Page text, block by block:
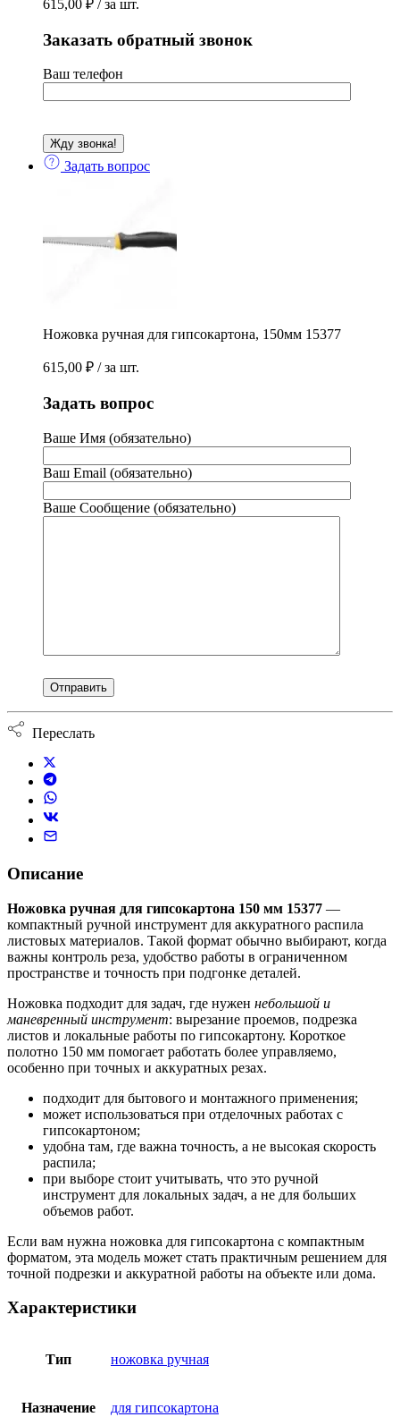
615,00 ₽ / за шт.
Заказать обратный звонок
Ваш телефон
Задать вопрос
Ножовка ручная для гипсокартона, 150мм 15377
615,00 ₽ / за шт.
Задать вопрос
Ваше Имя (обязательно)
Ваш Email (обязательно)
Ваше Сообщение (обязательно)
Переслать
Описание
Ножовка ручная для гипсокартона 150 мм 15377 —
компактный ручной инструмент для аккуратного распила
листовых материалов. Такой формат обычно выбирают, когда
важны контроль реза, удобство работы в ограниченном
пространстве и точность при подгонке деталей.
Ножовка подходит для задач, где нужен небольшой и
маневренный инструмент: вырезание проемов, подрезка
листов и локальные работы по гипсокартону. Короткое
полотно 150 мм помогает работать более управляемо,
особенно при точных и аккуратных резах.
подходит для бытового и монтажного применения;
может использоваться при отделочных работах с
гипсокартоном;
удобна там, где важна точность, а не высокая скорость
распила;
при выборе стоит учитывать, что это ручной
инструмент для локальных задач, а не для больших
объемов работ.
Если вам нужна ножовка для гипсокартона с компактным
форматом, эта модель может стать практичным решением для
точной подрезки и аккуратной работы на объекте или дома.
Характеристики
Тип ножовка ручная
Назначение для гипсокартона